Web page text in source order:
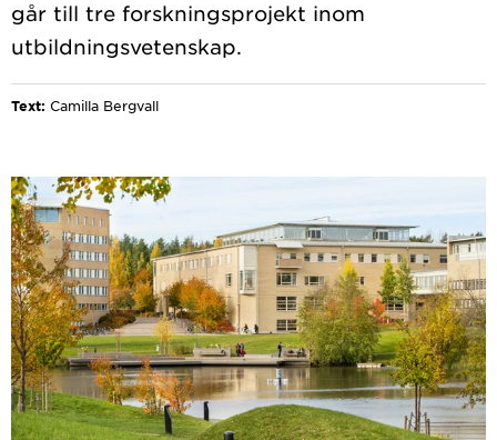
går till tre forskningsprojekt inom
Text: Camilla Bergvall